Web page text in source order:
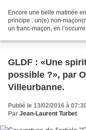
Encore une belle matinée
principe : un(e) non-
un franc-maçon, en
GLDF : «Une
possible ?», par
Villeurbanne.
Publié le 13/02/2016 à
Par Jean-Laurent Turbet